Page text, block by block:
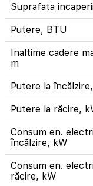
Suprafata
Putere, BTU
Inaltime cadere
m
Putere la
Putere la răcire,
Consum en.
încălzire, kW
Consum en.
răcire, kW